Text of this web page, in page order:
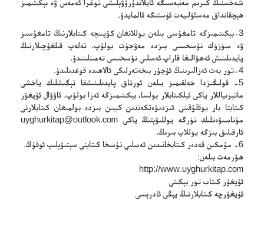
شەخسنىڭ كىرىم مەنبەسىگە ئايلاندۇرۇۋېلىشى توغرا ئەمەس ۋە بېكىتىمىز
ھېچقانداق مەسئۇلىيەت ئۈستىگە ئالمايدۇ.
3-بېكىتىمىزگە تامغۇسى بىلەن يوللانغان كۆپىنچە كىتابلارنىڭ تامغۇسىز
ۋە سۈزۈك نۇسخىسى بىزدە مەۋجۇت بولۇپ، تەلەپ قىلغۇچىلارنىڭ
پايدىلىنىش ئەھۋالىغا قاراپ ئەسلىي نۇسخىسى تەمىنلىنىدۇ.
4-تور بەت ئەزالىرىنىڭ ئۇچۇر بىخەتەرلىكى ئالاھىدە قوغدىلىدۇ.
5- قولىڭىزدا خەلقىمىز بىلەن ئورتاق پايدىلىنىشقا تېگىشلىك ياخشى
ماتېرىياللار ياكى ئېلكىتابلار بولسا، بېكىتىمىزگە ئەزا بولۇپ، ئاۋۋال ئۇيغۇر
كىتابتا بار يوقلۇقىنى ئىزدىۋەتكەندىن كېيىن بىزدە بولمىغان كىتابلارنى
مۇناسىۋەتلىك تۈرگە يوللىۋېتىڭ ياكى uyghurkitap@outlook.com
ئارقىلىق بىزگە يوللاپ بىرىڭ.
6- مۇمكىن قەدەر كىتابخانىدىن ئەسلىي نۇسخا كىتابنى سېتىۋېلىپ ئوقۇڭ.
ھۆرمەت بىلەن:
http://www.uyghurkitap.com
ئۇيغۇر كىتاب تور بېكىتى
ئۇيغۇرچە كىتابلارنىڭ يېڭى ئادرېسى